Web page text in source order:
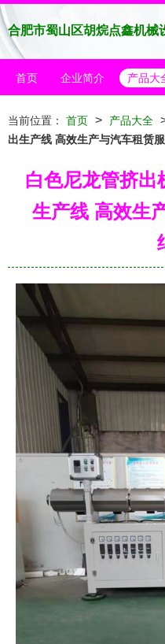
合肥市蜀山区胡烷点鑫机械
首页 企业简介 产品大
当前位置： 首页 > 产品大全
出生产线 高效生产与汽车租赁
白色尼龙管挤出
生产线 高效生